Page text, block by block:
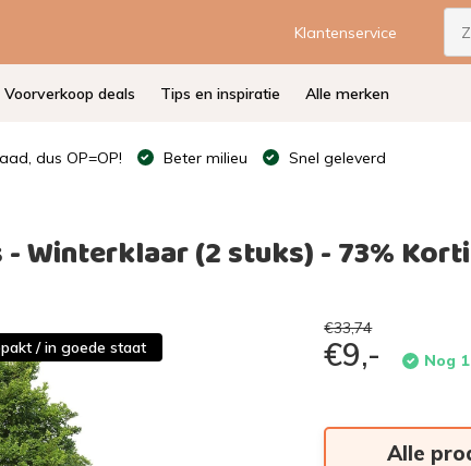
Klantenservice
Voorverkoop deals Tips en inspiratie Alle merken
dus OP=OP! Beter milieu Snel geleverd
Winterklaar (2 stuks) - 73%
/ in goede staat
€33,74
€9,- Nog
Alle